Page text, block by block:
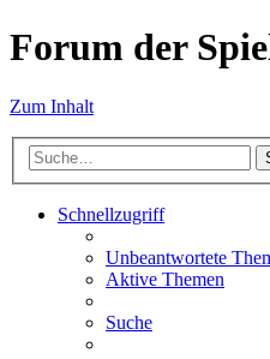
Forum der
Zum Inhalt
Schnellzugriff
Unbeantwortete
Aktive Themen
Suche